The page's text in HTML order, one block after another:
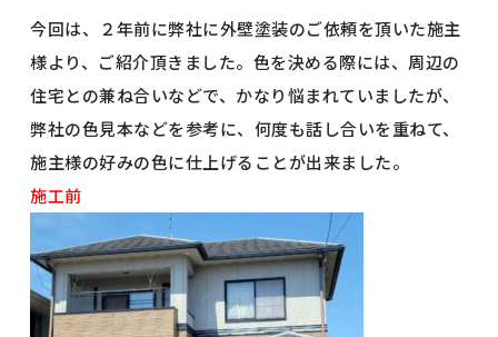
今回は、２年前に弊社に外壁塗装のご依頼を頂いた施主
様より、ご紹介頂きました。色を決める際には、周辺の
住宅との兼ね合いなどで、かなり悩まれていましたが、
弊社の色見本などを参考に、何度も話し合いを重ねて、
施主様の好みの色に仕上げることが出来ました。
施工前